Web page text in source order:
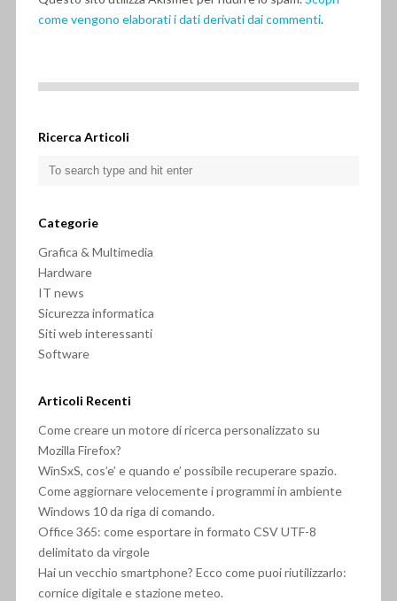
come vengono elaborati i dati derivati dai commenti.
Ricerca Articoli
Categorie
Grafica & Multimedia
Hardware
IT news
Sicurezza informatica
Siti web interessanti
Software
Articoli Recenti
Come creare un motore di ricerca personalizzato su
Mozilla Firefox?
WinSxS, cos’e’ e quando e’ possibile recuperare spazio.
Come aggiornare velocemente i programmi in ambiente
Windows 10 da riga di comando.
Office 365: come esportare in formato CSV UTF-8
delimitato da virgole
Hai un vecchio smartphone? Ecco come puoi riutilizzarlo:
cornice digitale e stazione meteo.